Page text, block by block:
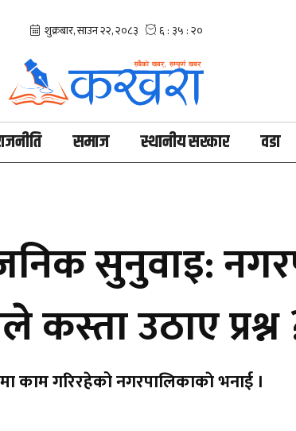
समाज स्थानीय सरकार वडा
सुनुवाइ:
कस्ता उठाए प्रश्न
काम गरिरहेको नगरपालिकाकाे भनाई ।